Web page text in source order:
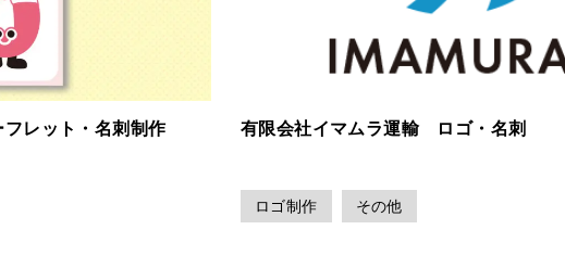
レット・名刺制作 有限会社イマムラ運輸 ロゴ・名刺
ロゴ制作 その他